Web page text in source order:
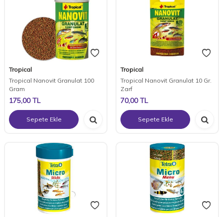
Tropical
Tropical Nanovit Granulat 100
Gram
175,00TL
Sepete Ekle
Tropical
Tropical Nanovit Granulat 10 Gr.
Zarf
70,00TL
Sepete Ekle